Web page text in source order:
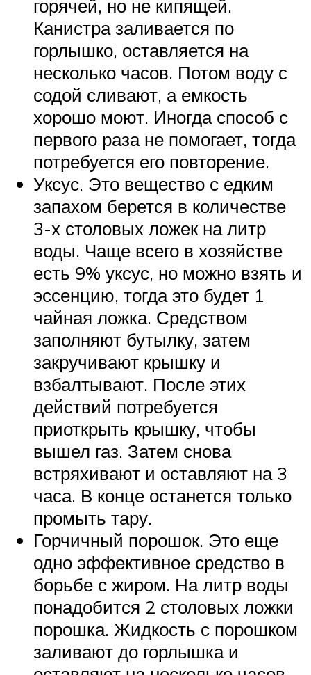
горячей, но не кипящей.
Канистра заливается по
горлышко, оставляется на
несколько часов. Потом воду с
содой сливают, а емкость
хорошо моют. Иногда способ с
первого раза не помогает, тогда
потребуется его повторение.
Уксус. Это вещество с едким
запахом берется в количестве
3-х столовых ложек на литр
воды. Чаще всего в хозяйстве
есть 9% уксус, но можно взять и
эссенцию, тогда это будет 1
чайная ложка. Средством
заполняют бутылку, затем
закручивают крышку и
взбалтывают. После этих
действий потребуется
приоткрыть крышку, чтобы
вышел газ. Затем снова
встряхивают и оставляют на 3
часа. В конце останется только
промыть тару.
Горчичный порошок. Это еще
одно эффективное средство в
борьбе с жиром. На литр воды
понадобится 2 столовых ложки
порошка. Жидкость с порошком
заливают до горлышка и